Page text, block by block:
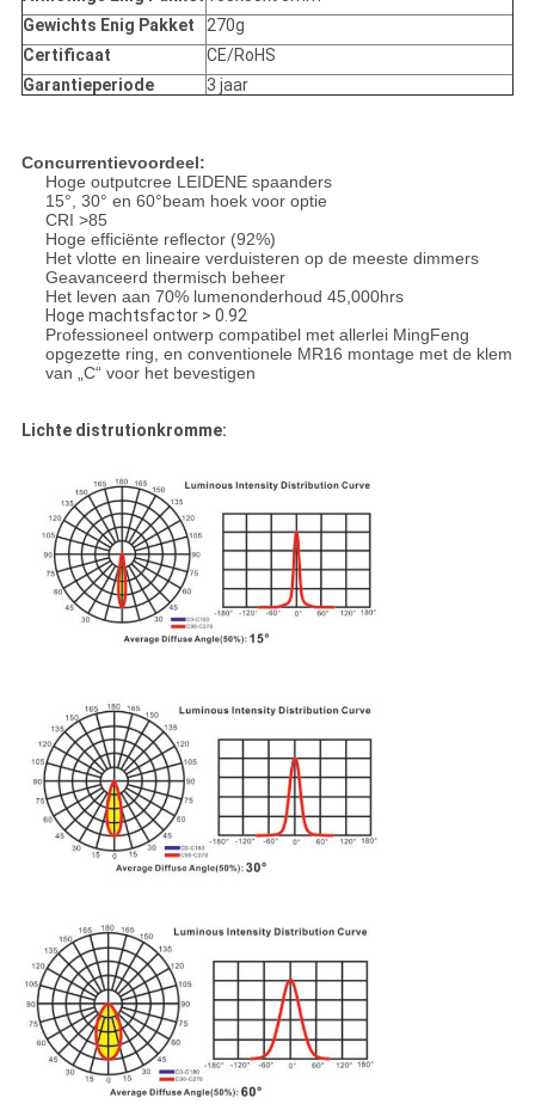
Gewichts Enig Pakket
270g
Certificaat
CE/RoHS
Garantieperiode
3 jaar
Concurrentievoordeel:
Hoge outputcree LEIDENE spaanders
15°, 30° en 60°beam hoek voor optie
CRI >85
Hoge efficiënte reflector (92%)
Het vlotte en lineaire verduisteren op de meeste dimmers
Geavanceerd thermisch beheer
Het leven aan 70% lumenonderhoud 45,000hrs
Hoge machtsfactor > 0.92
Professioneel ontwerp compatibel met allerlei MingFeng
opgezette ring, en conventionele MR16 montage met de klem
van „C“ voor het bevestigen
Lichte distrutionkromme: